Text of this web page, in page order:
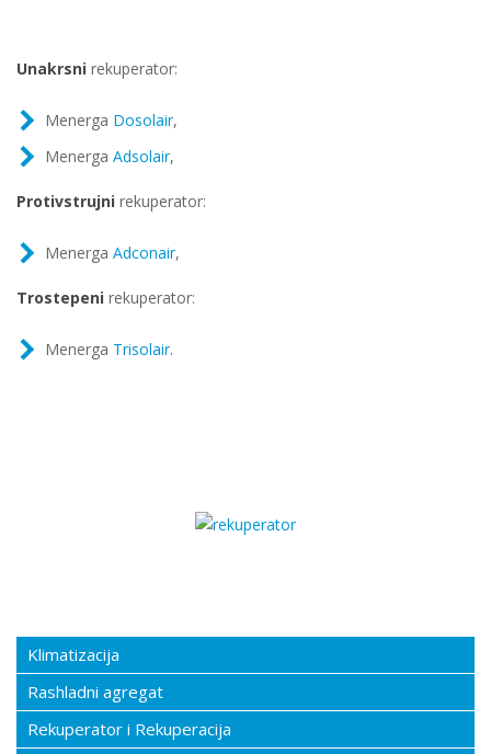
Unakrsni rekuperator:
Menerga Dosolair,
Menerga Adsolair,
Protivstrujni rekuperator:
Menerga Adconair,
Trostepeni rekuperator:
Menerga Trisolair.
Klimatizacija
Rashladni agregat
Rekuperator i Rekuperacija